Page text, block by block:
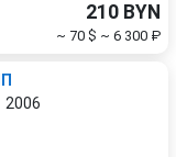
210 BYN
~ 70 $ ~ 6 300 ₽
2006